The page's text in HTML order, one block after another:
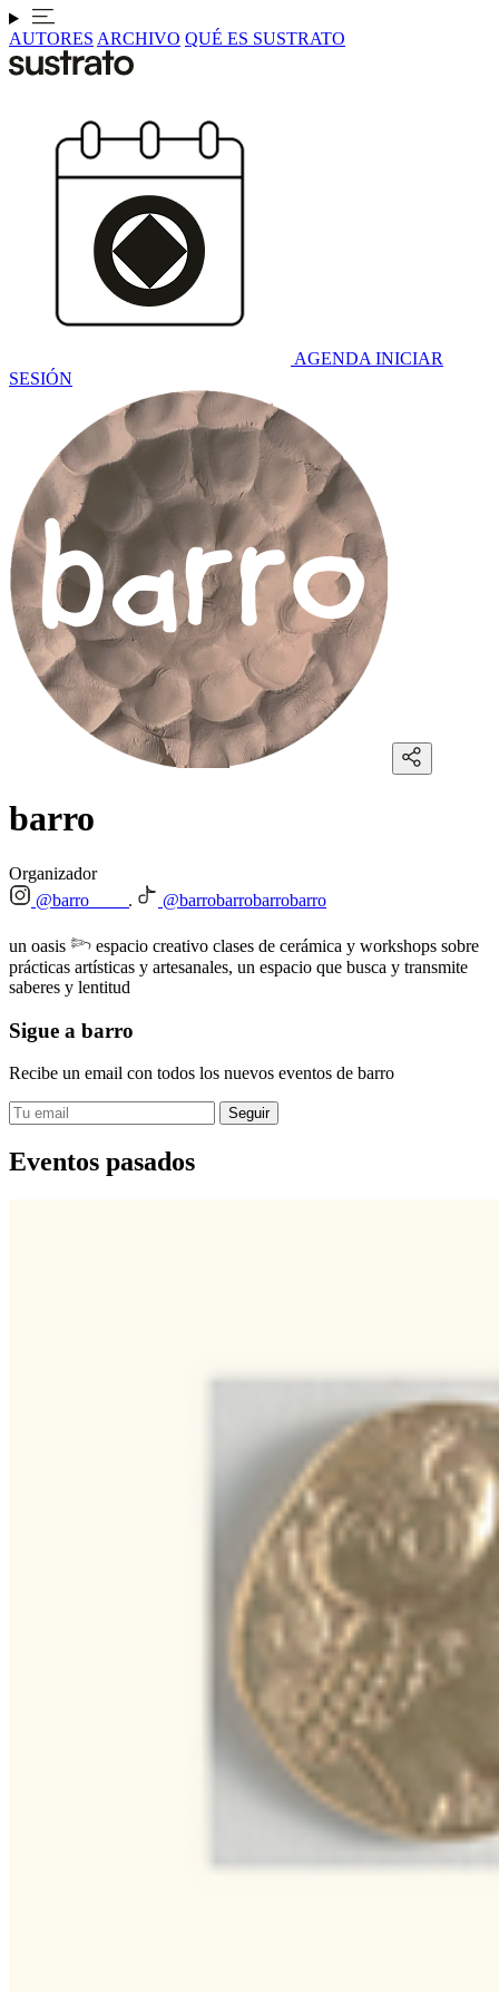
AUTORES ARCHIVO QUÉ ES SUSTRATO
AGENDA INICIAR
SESIÓN
barro
Organizador
@barro____
@barrobarrobarrobarro
un oasis 𓆸 espacio creativo clases de cerámica y workshops sobre
prácticas artísticas y artesanales, un espacio que busca y transmite
saberes y lentitud
Sigue a barro
Recibe un email con todos los nuevos eventos de barro
Eventos pasados